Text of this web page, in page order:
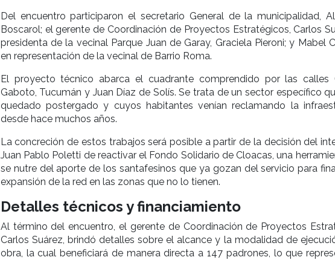
Del encuentro participaron el secretario General de la municipalidad,
Boscarol; el gerente de Coordinación de Proyectos Estratégicos, Carlos
presidenta de la vecinal Parque Juan de Garay, Graciela Pieroni; y Mabel
en representación de la vecinal de Barrio Roma.
El proyecto técnico abarca el cuadrante comprendido por las calles
Gaboto, Tucumán y Juan Díaz de Solís. Se trata de un sector específico
quedado postergado y cuyos habitantes venían reclamando la
desde hace muchos años.
La concreción de estos trabajos será posible a partir de la decisión del
Juan Pablo Poletti de reactivar el Fondo Solidario de Cloacas, una
se nutre del aporte de los santafesinos que ya gozan del servicio para
expansión de la red en las zonas que no lo tienen.
Detalles técnicos y financiamiento
Al término del encuentro, el gerente de Coordinación de Proyectos
Carlos Suárez, brindó detalles sobre el alcance y la modalidad de
obra, la cual beneficiará de manera directa a 147 padrones, lo que